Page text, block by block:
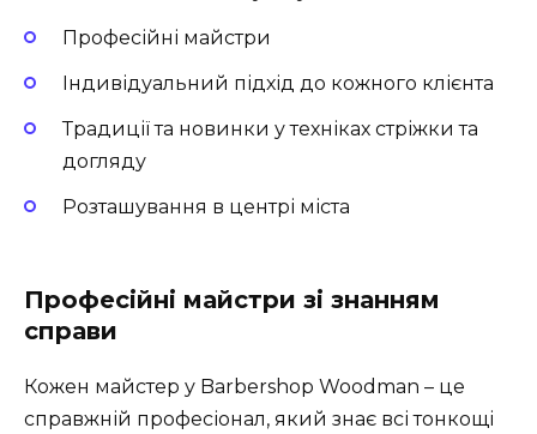
Професійні майстри
Індивідуальний підхід до кожного клієнта
Традиції та новинки у техніках стріжки та
догляду
Розташування в центрі міста
Професійні майстри зі знанням
справи
Кожен майстер у Barbershop Woodman – це
справжній професіонал, який знає всі тонкощі